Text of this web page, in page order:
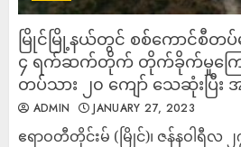
မြိုင်မြို့နယ်တွင် စစ်ကောင်စီတပ်မျ
၄ ရက်ဆက်တိုက် တိုက်ခိုက်မှုကြေ
တပ်သား ၂၀ ကျော် သေဆုံးပြီး အ
ADMIN JANUARY 27, 2023
ဧရာဝတီတိုင်းမ် (မြိုင်)၊ ဇန်နဝါရီလ